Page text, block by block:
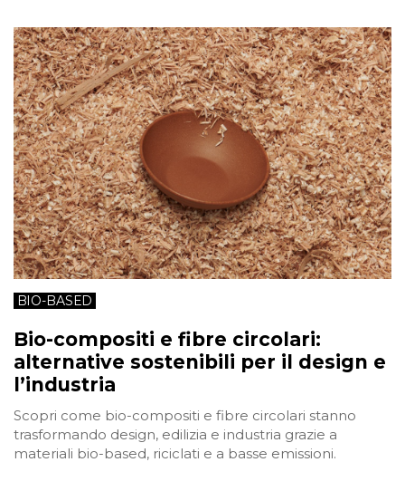
BIO-BASED
Bio-compositi e fibre circolari:
alternative sostenibili per il design e
l’industria
Scopri come bio-compositi e fibre circolari stanno
trasformando design, edilizia e industria grazie a
materiali bio-based, riciclati e a basse emissioni.